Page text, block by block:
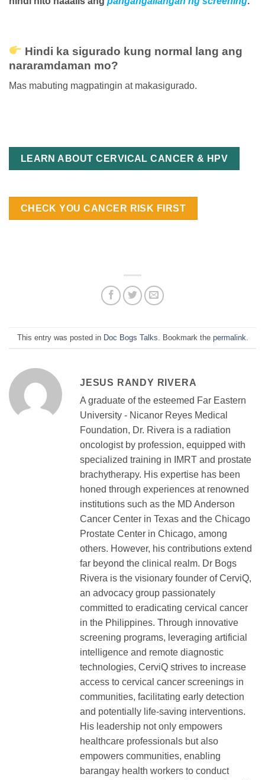
Hindi ka sigurado kung normal lang ang
nararamdaman mo?
Mas mabuting magpatingin at makasigurado.
LEARN ABOUT CERVICAL CANCER & HPV
CHECK YOU CANCER RISK FIRST
This entry was posted in Doc Bogs Talks . Bookmark the permalink
JESUS RANDY RIVERA
A graduate of the esteemed Far Eastern
University - Nicanor Reyes Medical
Foundation, Dr. Rivera is a radiation
oncologist by profession, equipped with
specialized training in IMRT and prostate
brachytherapy. His expertise has been
honed through experiences at renowned
institutions such as the MD Anderson
Cancer Center in Texas and the Chicago
Prostate Center in Chicago, among
others. However, his contributions extend
far beyond the clinical realm. Dr Bogs
Rivera is the visionary founder of CerviQ,
an advocacy group passionately
committed to eradicating cervical cancer
in the Philippines. Through innovative
screening programs, leveraging artificial
intelligence and remote diagnostic
technologies, CerviQ strives to increase
access to cervical cancer screenings in
communities, facilitating early detection
and potentially life-saving interventions.
His leadership not only empowers
healthcare professionals but also
empowers communities, enabling
barangay health workers to conduct